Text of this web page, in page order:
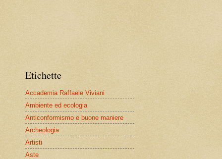
Etichette
Accademia Raffaele Viviani
Ambiente ed ecologia
Anticonformismo e buone maniere
Archeologia
Artisti
Aste